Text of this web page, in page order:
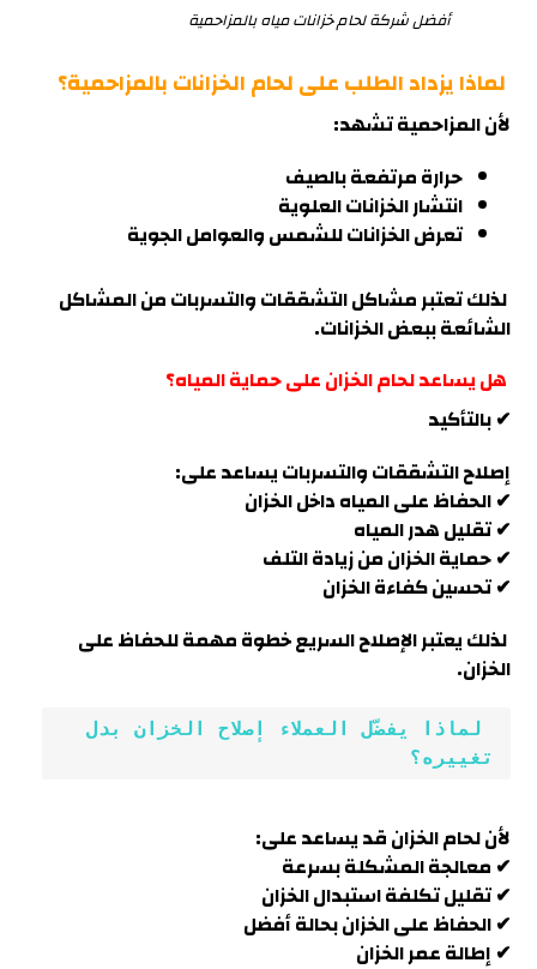
أفضل شركة لحام خزانات مياه بالمزاحمية
لماذا يزداد الطلب على لحام الخزانات بالمزاحمية؟
لأنالمزاحميةتشهد:
حرارة مرتفعة بالصيف
انتشار الخزانات العلوية
تعرض الخزانات للشمس والعوامل الجوية
لذلك تعتبر مشاكل التشققات والتسربات من المشاكل
الشائعة ببعض الخزانات.
هل يساعد لحام الخزان على حماية المياه؟
✔ بالتأكيد
إصلاح التشققات والتسربات يساعد على:
✔ الحفاظ على المياه داخل الخزان
✔ تقليل هدر المياه
✔ حماية الخزان من زيادة التلف
✔ تحسين كفاءة الخزان
لذلك يعتبر الإصلاح السريع خطوة مهمة للحفاظ على
الخزان.
تغييره؟
لأن لحام الخزان قد يساعد على:
✔ معالجة المشكلة بسرعة
✔ تقليل تكلفة استبدال الخزان
✔ الحفاظ على الخزان بحالة أفضل
✔ إطالة عمر الخزان